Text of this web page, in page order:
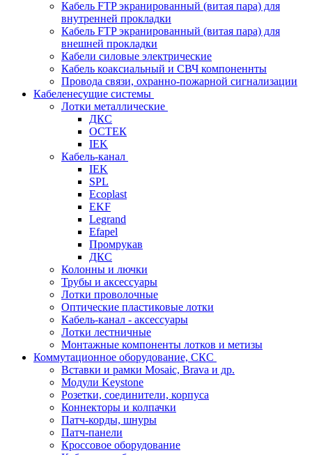
Кабель FTP экранированный (витая пара) для
внутренней прокладки
Кабель FTP экранированный (витая пара) для
внешней прокладки
Кабели силовые электрические
Кабель коаксиальный и СВЧ компоненнты
Провода связи, охранно-пожарной сигнализации
Кабеленесущие системы
Лотки металлические
ДКС
ОСТЕК
IEK
Кабель-канал
IEK
SPL
Ecoplast
EKF
Legrand
Efapel
Промрукав
ДКС
Колонны и лючки
Трубы и аксессуары
Лотки проволочные
Оптические пластиковые лотки
Кабель-канал - аксессуары
Лотки лестничные
Монтажные компоненты лотков и метизы
Коммутационное оборудование, СКС
Вставки и рамки Mosaic, Brava и др.
Модули Keystone
Розетки, соединители, корпуса
Коннекторы и колпачки
Патч-корды, шнуры
Патч-панели
Кроссовое оборудование